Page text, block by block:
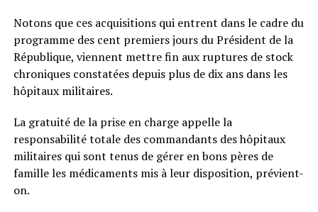
Notons que ces acquisitions qui entrent dans le cadre du
programme des cent premiers jours du Président de la
République, viennent mettre fin aux ruptures de stock
chroniques constatées depuis plus de dix ans dans les
hôpitaux militaires.
La gratuité de la prise en charge appelle la
responsabilité totale des commandants des hôpitaux
militaires qui sont tenus de gérer en bons pères de
famille les médicaments mis à leur disposition, prévient-
on.